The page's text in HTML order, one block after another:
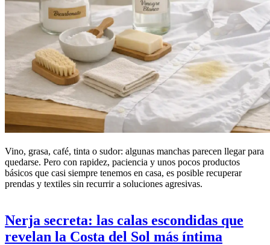
Vino, grasa, café, tinta o sudor: algunas manchas parecen llegar para
quedarse. Pero con rapidez, paciencia y unos pocos productos
básicos que casi siempre tenemos en casa, es posible recuperar
prendas y textiles sin recurrir a soluciones agresivas.
Nerja secreta: las calas escondidas que
revelan la Costa del Sol más íntima